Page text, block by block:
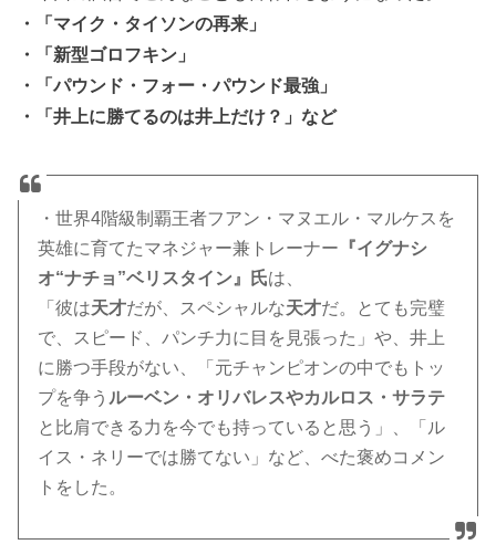
・「マイク・タイソンの再来」
・「新型ゴロフキン」
・「パウンド・フォー・パウンド最強」
・「井上に勝てるのは井上だけ？」など
・世界4階級制覇王者フアン・マヌエル・マルケスを
英雄に育てたマネジャー兼トレーナー 『イグナシ
オ“ナチョ”ベリスタイン』氏は、
「彼は天才だが、スペシャルな天才だ。とても完璧
で、スピード、パンチ力に目を見張った」や、井上
に勝つ手段がない、「元チャンピオンの中でもトッ
プを争う ルーベン・オリバレスやカルロス・サラテ
と比肩できる力を今でも持っていると思う」、「ル
イス・ネリーでは勝てない」など、べた褒めコメン
トをした。